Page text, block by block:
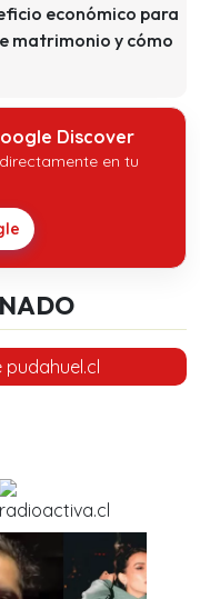
económico para
matrimonio y cómo
Discover
en tu
pudahuel.cl